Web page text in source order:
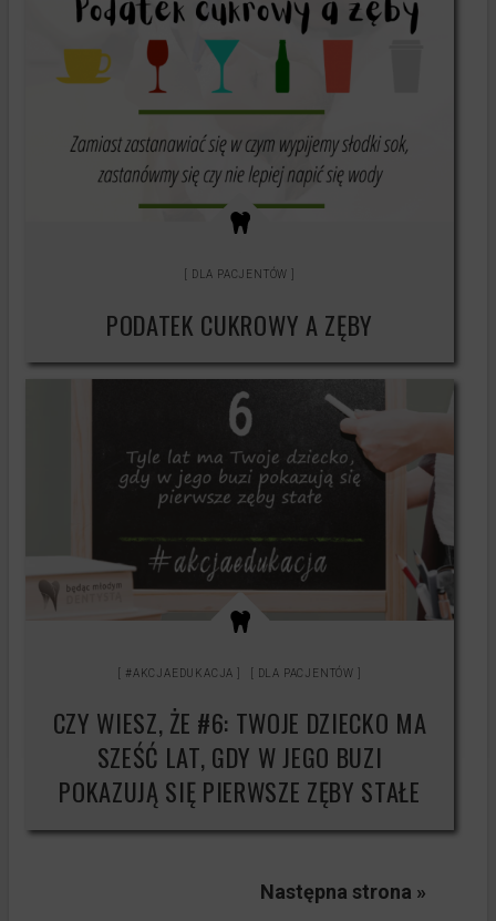
DLA PACJENTÓW
PODATEK CUKROWY A ZĘBY
#AKCJAEDUKACJA DLA PACJENTÓW
CZY WIESZ, ŻE #6: TWOJE DZIECKO MA
SZEŚĆ LAT, GDY W JEGO BUZI
POKAZUJĄ SIĘ PIERWSZE ZĘBY STAŁE
Następna strona »